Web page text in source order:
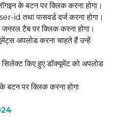
के बटन पर क्लिक करना होगा।
id तथा पासवर्ड दर्ज करना होगा।
टैब पर क्लिक करना होगा।
अपलोड करना चाहते हैं उन्हें
किए हुए डॉक्यूमेंट को अपलोड
बटन पर क्लिक करना होगा